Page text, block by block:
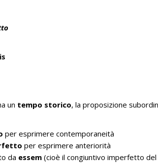
un tempo storico, la proposizione
per esprimere contemporaneità
per esprimere anteriorità
da essem (cioè il congiuntivo imperfetto